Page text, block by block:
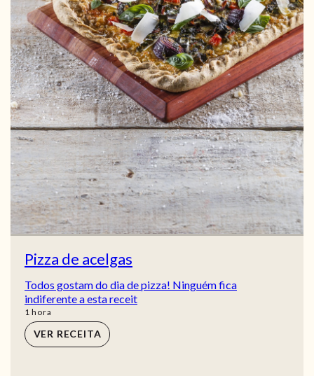
Pizza de acelgas
Todos gostam do dia de pizza! Ninguém fica
indiferente a esta receit
1 hora
hora
VER RECEITA